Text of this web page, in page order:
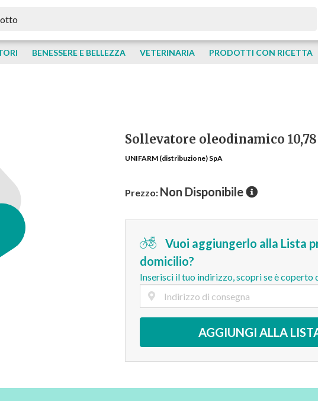
BENESSERE E BELLEZZA VETERINARIA PRODOTTI CON RICETTA
Sollevatore oleodinamico 10,78
UNIFARM (distribuzione) SpA
Prezzo: Non Disponibile
Vuoi aggiungerlo alla Lista
domicilio?
Inserisci il tuo indirizzo, scopri se è coperto
AGGIUNGI ALLA